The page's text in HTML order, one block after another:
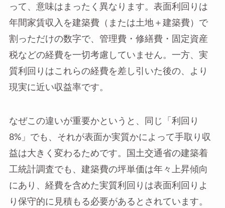
って、意味はまったく異なります。表面利回りは
年間家賃収入を建築費（または土地＋建築費）で
割っただけの数字で、管理費・修繕費・固定資産
税などの経費を一切考慮していません。一方、実
質利回りはこれらの経費を差し引いた後の、より
現実に近い収益率です。
なぜこの違いが重要かというと、同じ「利回り
8%」でも、それが表面か実質かによって手取り収
益は大きく変わるためです。国土交通省の建築着
工統計調査でも、建築費の坪単価は年々上昇傾向
にあり、経費を含めた実質利回りは表面利回りよ
り保守的に見積もる必要があるとされています。